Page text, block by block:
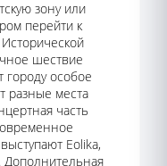
зону или
перейти к
шествие
городу особое
разные места
часть
Eolika,
Дополнительная